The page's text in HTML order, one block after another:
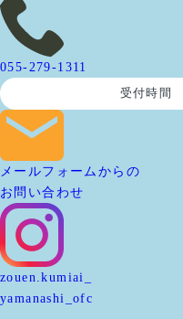
055-279-1311
受付時間
メールフォームからの
お問い合わせ
zouen.kumiai_
yamanashi_ofc